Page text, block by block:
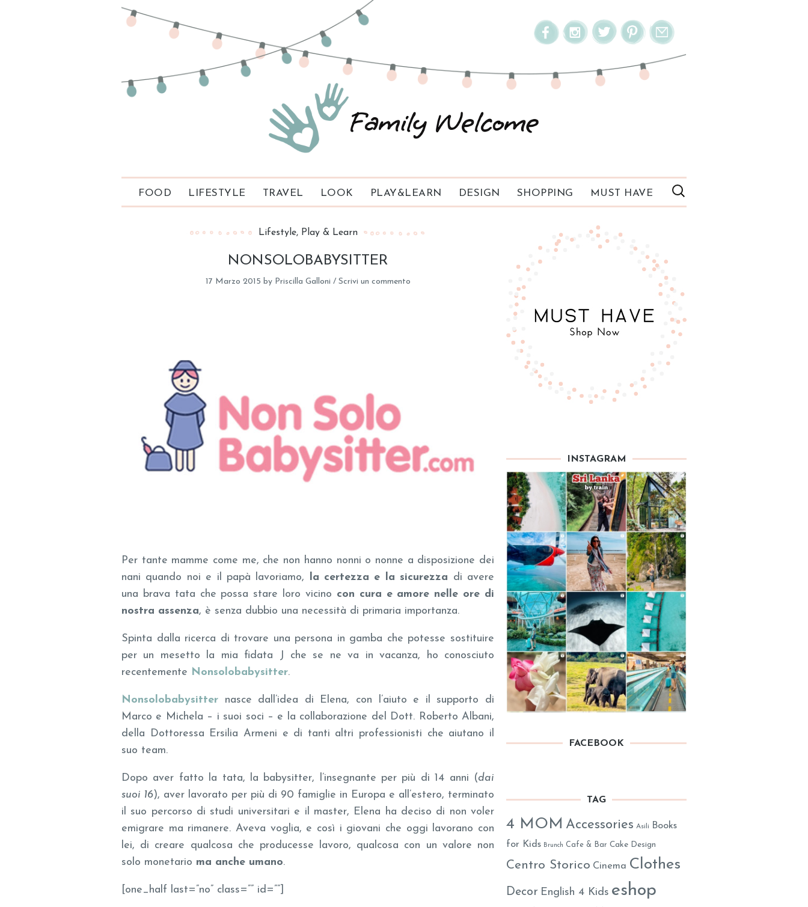
FOOD LIFESTYLE TRAVEL LOOK PLAY&LEARN DESIGN SHOPPING MUST HAVE
Lifestyle Play & Learn
NONSOLOBABYSITTER
17 Marzo 2015 by Priscilla Galloni / Scrivi un commento
Per tante mamme come me, che non hanno nonni o nonne a disposizione dei
nani quando noi e il papà lavoriamo, la certezza e la sicurezza di avere
una brava tata che possa stare loro vicino con cura e amore nelle ore di
nostra assenza, è senza dubbio una necessità di primaria importanza.
Spinta dalla ricerca di trovare una persona in gamba che potesse sostituire
per un mesetto la mia fidata J che se ne va in vacanza, ho conosciuto
recentemente Nonsolobabysitter.
Nonsolobabysitter nasce dall’idea di Elena, con l’aiuto e il supporto di
Marco e Michela – i suoi soci – e la collaborazione del Dott. Roberto Albani,
della Dottoressa Ersilia Armeni e di tanti altri professionisti che aiutano il
suo team.
Dopo aver fatto la tata, la babysitter, l’insegnante per più di 14 anni (dai
suoi 16), aver lavorato per più di 90 famiglie in Europa e all’estero, terminato
il suo percorso di studi universitari e il master, Elena ha deciso di non voler
emigrare ma rimanere. Aveva voglia, e così i giovani che oggi lavorano con
lei, di creare qualcosa che producesse lavoro, qualcosa con un valore non
solo monetario ma anche umano.
[one_half last=”no” class=”” id=””]
INSTAGRAM
FACEBOOK
TAG
4 MOM Accessories Asili
Books
for Kids Brunch Cafe & Bar Cake Design
Centro Storico Cinema Clothes
Decor English 4 Kids eshop